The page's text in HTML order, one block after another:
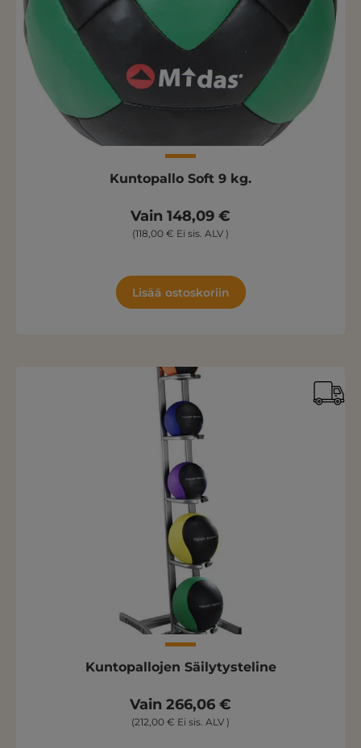
Kuntopallo Soft 9 kg.
Vain 148,09 €
(118,00 € Ei sis. ALV )
Lisää ostoskoriin
Kuntopallojen Säilytysteline
Vain 266,06 €
(212,00 € Ei sis. ALV )